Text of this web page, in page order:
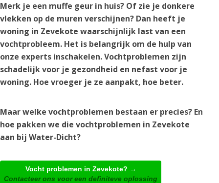
Merk je een muffe geur in huis? Of zie je donkere
vlekken op de muren verschijnen? Dan heeft je
woning in Zevekote waarschijnlijk last van een
vochtprobleem. Het is belangrijk om de hulp van
onze experts inschakelen. Vochtproblemen zijn
schadelijk voor je gezondheid en nefast voor je
woning. Hoe vroeger je ze aanpakt, hoe beter.
Maar welke vochtproblemen bestaan er precies? En
hoe pakken we die vochtproblemen in Zevekote
aan bij Water-Dicht?
Vocht problemen in Zevekote? →
Contacteer ons voor een definiteve oplossing